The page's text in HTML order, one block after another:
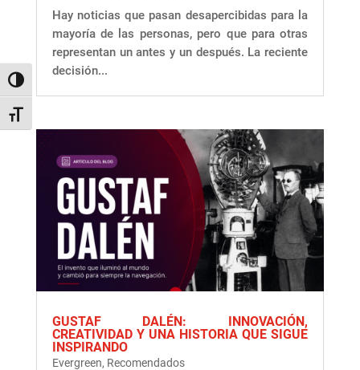
Alternar alto contraste
Alternar tamaño de letra
Hay noticias que pasan desapercibidas para la
mayoría de las personas, pero que para otras
representan un antes y un después. La reciente
decisión...
GUSTAF DALÉN: INNOVACIÓN,
CREATIVIDAD Y UNA HISTORIA QUE SIGUE
INSPIRANDO
Evergreen, Recomendados